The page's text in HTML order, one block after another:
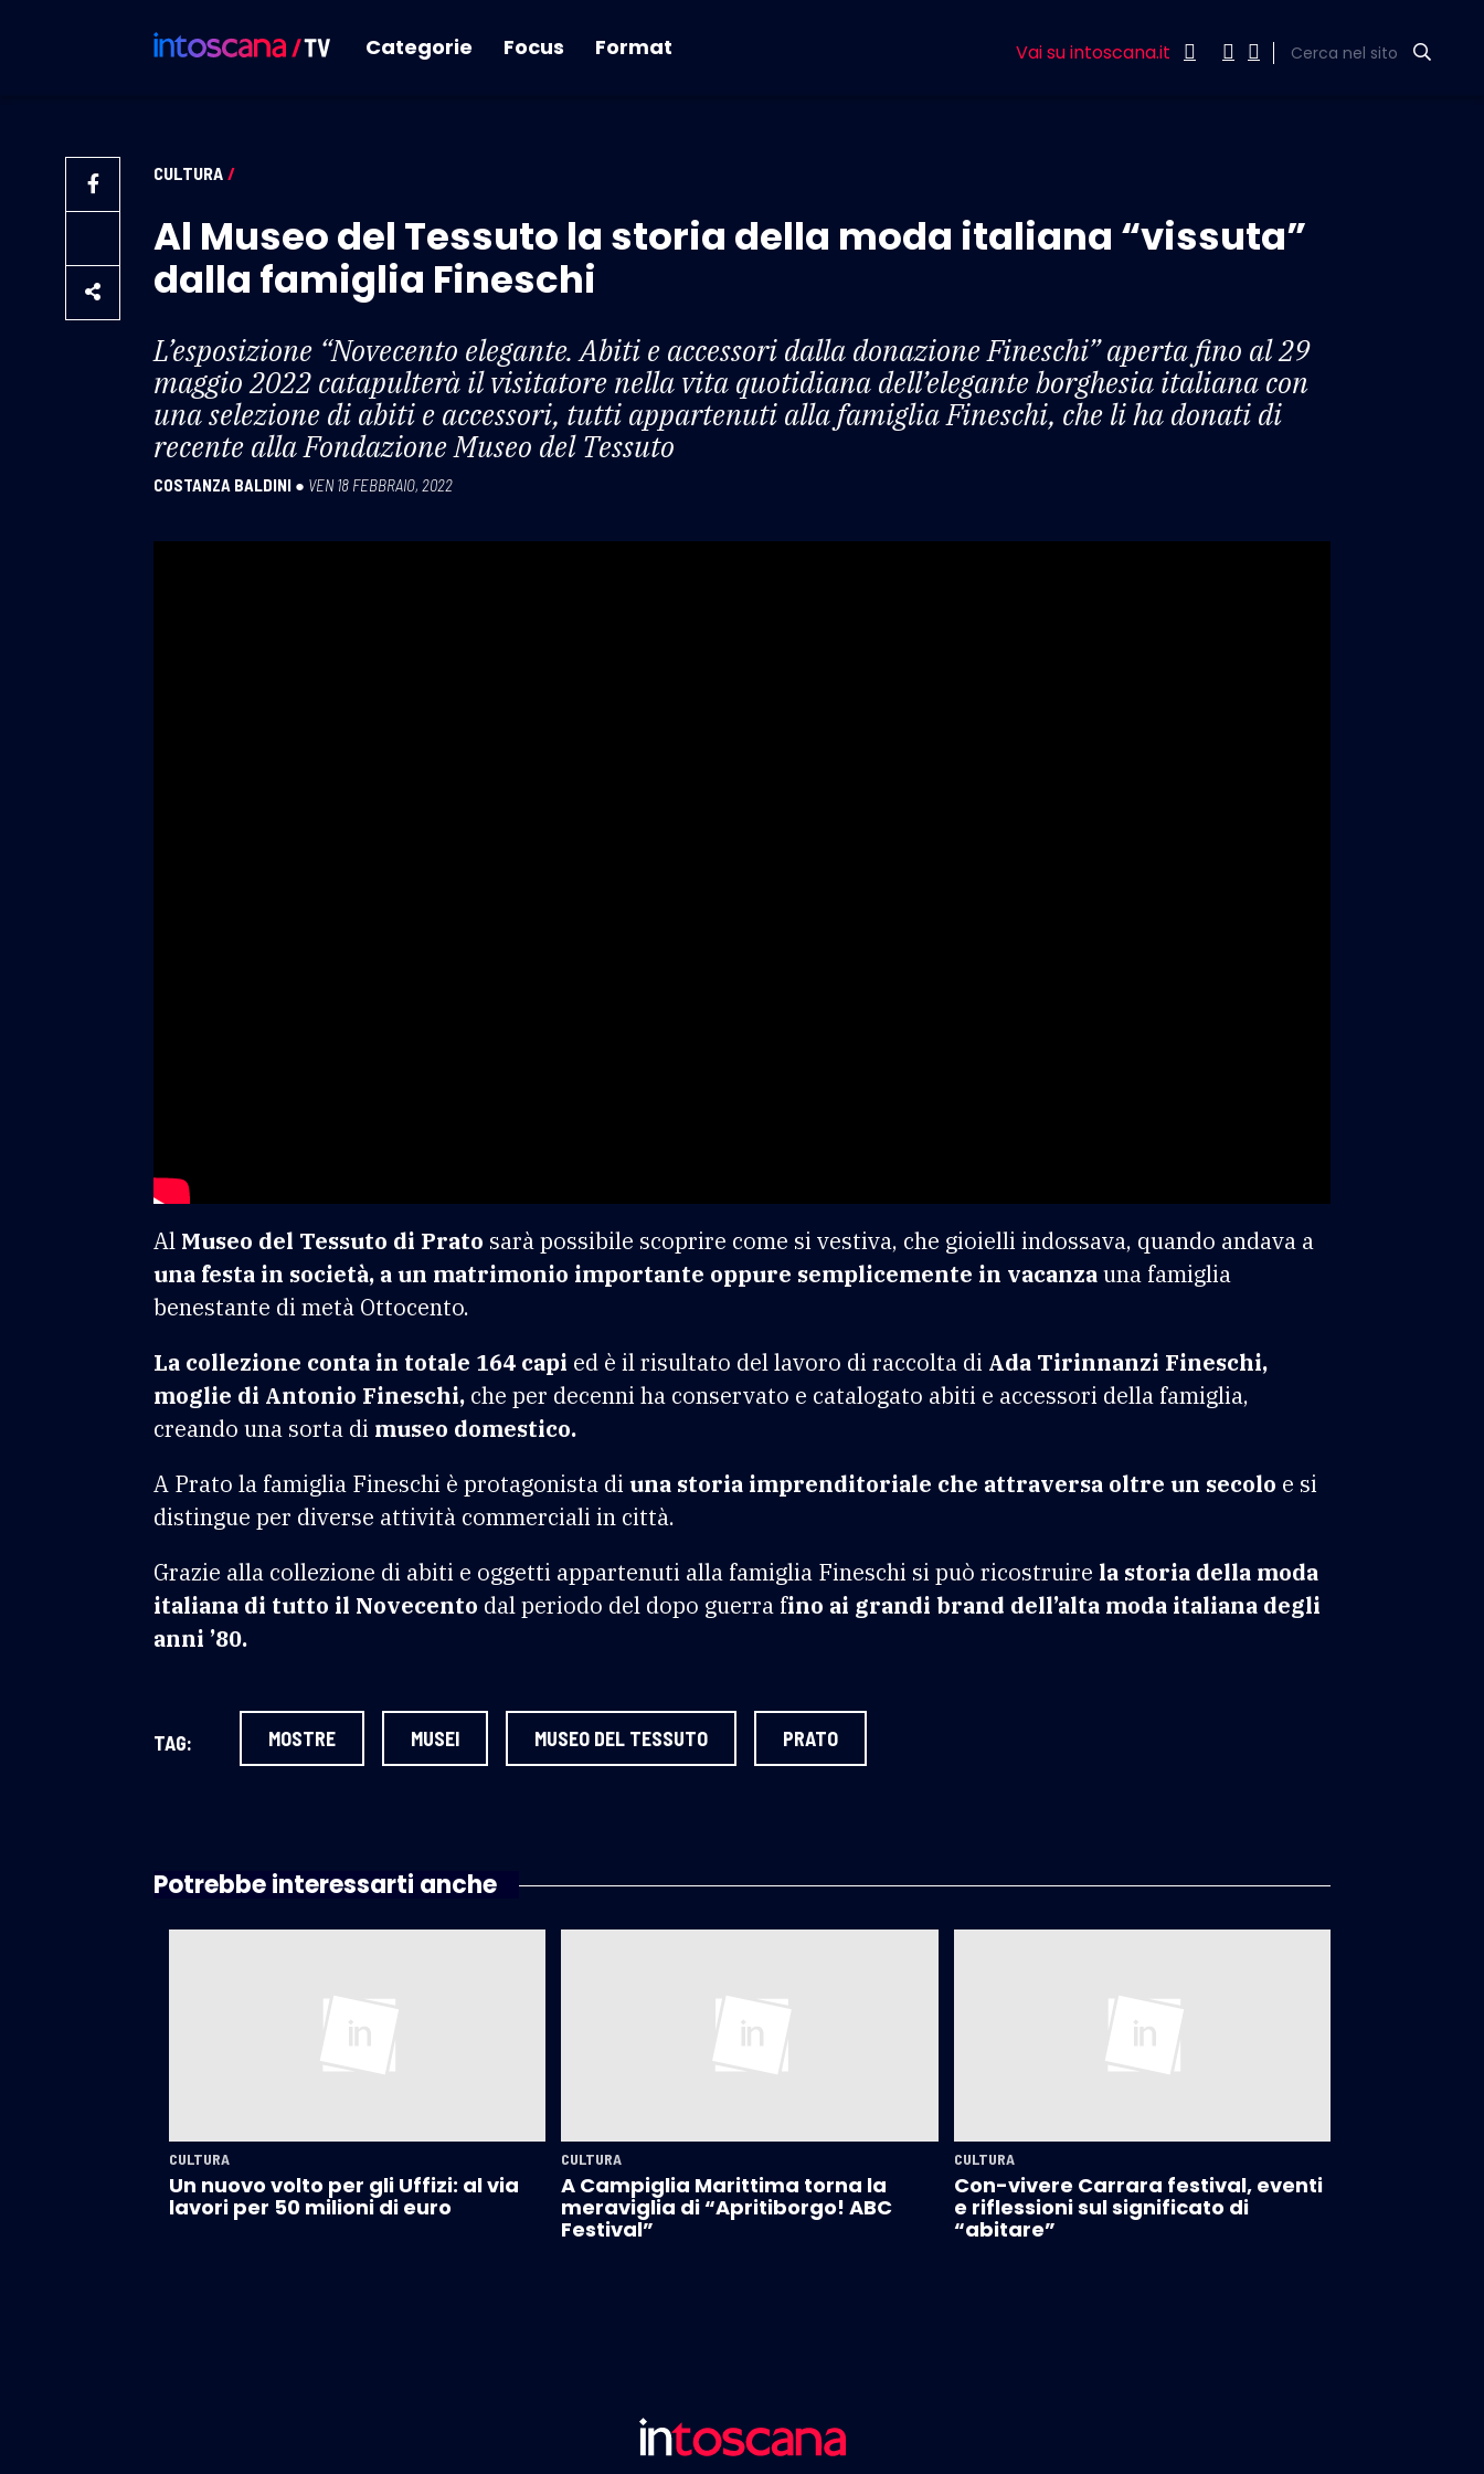
Categorie Focus Format Vai su intoscana.it Cerca nel sito
CULTURA /
Al Museo del Tessuto la storia della moda italiana “vissuta”
dalla famiglia Fineschi
L’esposizione “Novecento elegante. Abiti e accessori dalla donazione Fineschi” aperta fino al 29
maggio 2022 catapulterà il visitatore nella vita quotidiana dell’elegante borghesia italiana con
una selezione di abiti e accessori, tutti appartenuti alla famiglia Fineschi, che li ha donati di
recente alla Fondazione Museo del Tessuto
COSTANZA BALDINI ● VEN 18 FEBBRAIO, 2022
Al Museo del Tessuto di Prato sarà possibile scoprire come si vestiva, che gioielli indossava, quando andava a
una festa in società, a un matrimonio importante oppure semplicemente in vacanzauna famiglia
benestante di metà Ottocento.
La collezione conta in totale 164 capi ed è il risultato del lavoro di raccolta di Ada Tirinnanzi Fineschi,
moglie di Antonio Fineschi, che per decenni ha conservato e catalogato abiti e accessori della famiglia,
creando una sorta di museo domestico.
A Prato la famiglia Fineschi è protagonista di una storia imprenditoriale che attraversa oltre un secolo e si
distingue per diverse attività commerciali in città.
Grazie alla collezione di abiti e oggetti appartenuti alla famiglia Fineschi si può ricostruire la storia della moda
italiana di tutto il Novecento dal periodo del dopo guerra fino ai grandi brand dell’alta moda italiana degli
anni ’80.
TAG: MOSTRE MUSEI MUSEO DEL TESSUTO PRATO
Potrebbe interessarti anche
CULTURA
Un nuovo volto per gli Uffizi: al via
lavori per 50 milioni di euro
CULTURA
A Campiglia Marittima torna la
meraviglia di “Apritiborgo! ABC
Festival”
CULTURA
Con-vivere Carrara festival, eventi
e riflessioni sul significato di
“abitare”